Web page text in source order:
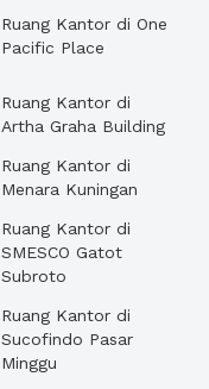
Ruang Kantor di One
Pacific Place
Ruang Kantor di
Artha Graha Building
Ruang Kantor di
Menara Kuningan
Ruang Kantor di
SMESCO Gatot
Subroto
Ruang Kantor di
Sucofindo Pasar
Minggu